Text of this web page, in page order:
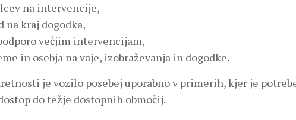
na intervencije,
kraj dogodka,
večjim intervencijam,
in osebja na vaje, izobraževanja in dogodke.
je vozilo posebej uporabno v primerih, kjer je
do težje dostopnih območij.